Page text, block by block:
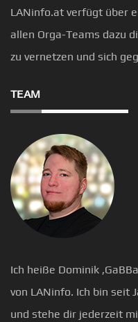
LANinfo.at verfügt über
allen Orga-Teams dazu
zu vernetzen und sich
TEAM
Ich heiße Dominik
von LANinfo. Ich bin seit
und stehe dir jederzeit